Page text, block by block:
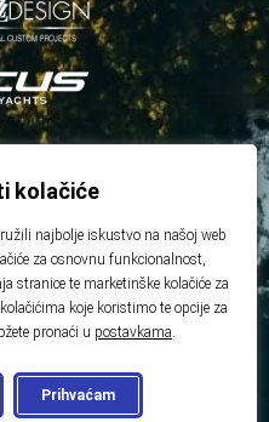
Developed by
kolačiće
najbolje iskustvo na našoj web
za osnovnu funkcionalnost,
stranice te marketinške kolačiće za
koje koristimo te opcije za
pronaći u postavkama.
Prihvaćam